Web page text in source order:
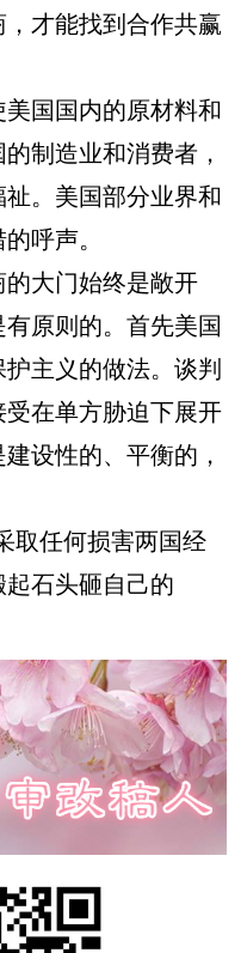
才能找到合作共赢
国国内的原材料和
制造业和消费者，
。美国部分业界和
呼声。
大门始终是敞开
原则的。首先美国
主义的做法。谈判
在单方胁迫下展开
设性的、平衡的，
任何损害两国经
石头砸自己的